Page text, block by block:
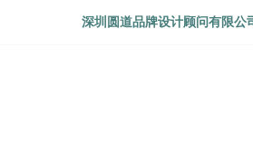
深圳圆道品牌设计顾问有限公